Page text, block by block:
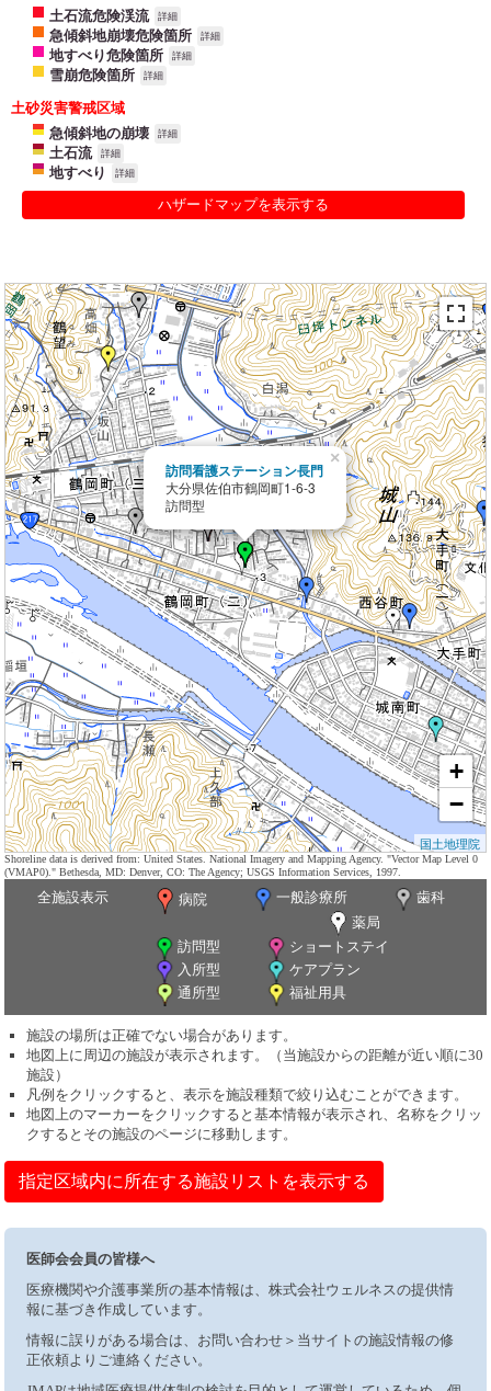
土石流危険渓流
詳細
急傾斜地崩壊危険箇所 詳細
地すべり危険箇所 詳細
雪崩危険箇所 詳細
土砂災害警戒区域
急傾斜地の崩壊
詳細
土石流 詳細
地すべり 詳細
ハザードマップを表示する
訪問看護ステーション長門
大分県佐伯市鶴岡町1-6-3
訪問型
×
+
−
国土地理院
Shoreline data is derived from: United States. National Imagery and Mapping Agency. "Vector Map Level 0
(VMAP0)." Bethesda, MD: Denver, CO: The Agency; USGS Information Services, 1997.
全施設表示 病院 一般診療所
歯科
薬局
訪問型
ショートステイ
入所型
ケアプラン
通所型
福祉用具
施設の場所は正確でない場合があります。
地図上に周辺の施設が表示されます。（当施設からの距離が近い順に30
施設）
凡例をクリックすると、表示を施設種類で絞り込むことができます。
地図上のマーカーをクリックすると基本情報が表示され、名称をクリッ
クするとその施設のページに移動します。
指定区域内に所在する施設リストを表示する
医師会会員の皆様へ
医療機関や介護事業所の基本情報は、株式会社ウェルネスの提供情
報に基づき作成しています。
情報に誤りがある場合は、お問い合わせ＞当サイトの施設情報の修
正依頼よりご連絡ください。